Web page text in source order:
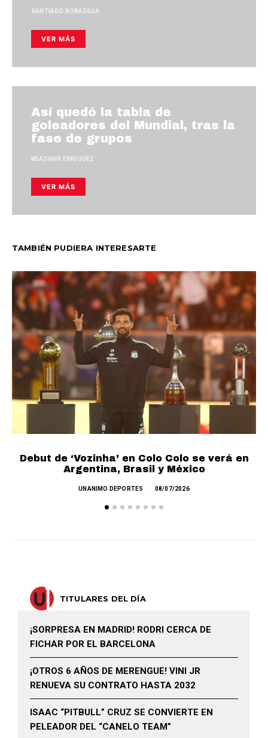
SANTIAGO BOBADILLA
VER MÁS
Así quedó la tabla de
goleadores del Mundial, tras la
fase de grupos
WLADIMIR ENRÍQUEZ
VER MÁS
TAMBIÉN PUDIERA INTERESARTE
Debut de ‘Vozinha’ en Colo Colo se verá en
Argentina, Brasil y México
UNANIMO DEPORTES 08/07/2026
TITULARES DEL DÍA
¡SORPRESA EN MADRID! RODRI CERCA DE
FICHAR POR EL BARCELONA
¡OTROS 6 AÑOS DE MERENGUE! VINI JR
RENUEVA SU CONTRATO HASTA 2032
ISAAC “PITBULL” CRUZ SE CONVIERTE EN
PELEADOR DEL “CANELO TEAM”